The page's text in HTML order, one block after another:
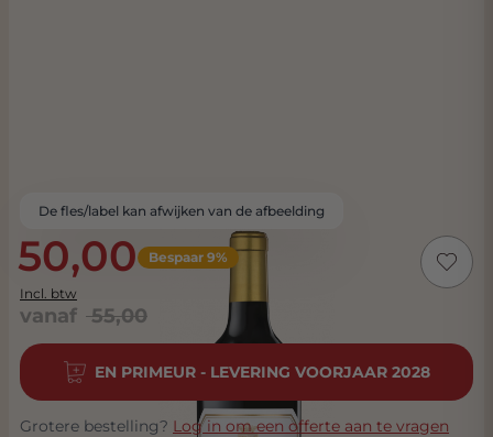
De fles/label kan afwijken van de afbeelding
50,00 Bespaar 9%
Incl. btw
vanaf 55,00
EN PRIMEUR - LEVERING VOORJAAR 2028
Grotere bestelling? Log in om een offerte aan te vragen